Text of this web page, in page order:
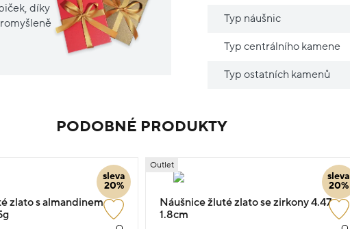
díky
Typ náušnic
Typ centrálního kamene
Typ ostatních kamenů
PODOBNÉ PRODUKTY
sleva
20%
zlato s almandinem
sleva
20%
Outlet
Náušnice žluté zlato se zirkony 4.47g
1.8cm